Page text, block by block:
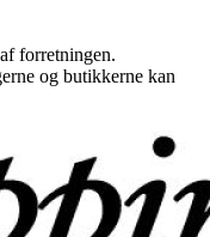
forretningen.
og butikkerne kan